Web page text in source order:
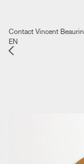
Contact Vincent Beaurin
EN